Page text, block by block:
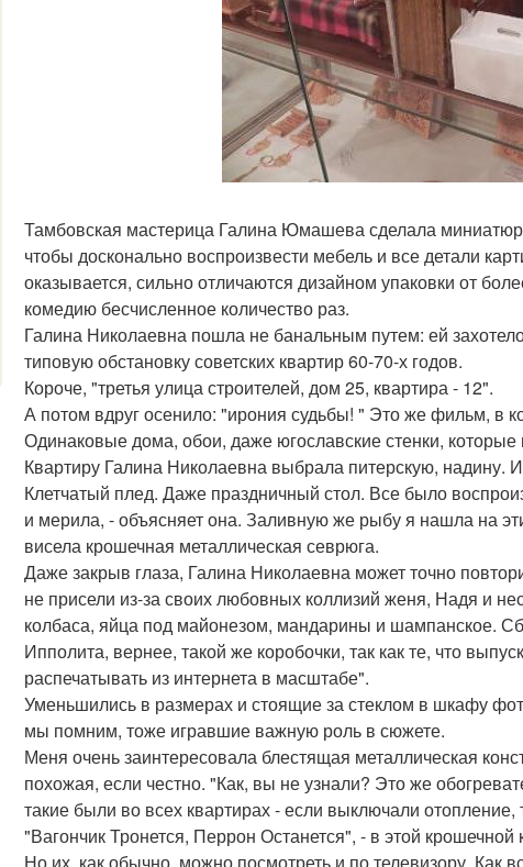
Тамбовская мастерица Галина Юмашева сделала
чтобы досконально воспроизвести мебель и все детали
оказывается, сильно отличаются дизайном упаковки от
комедию бесчисленное количество раз.
Галина Николаевна пошла не банальным путем: ей
типовую обстановку советских квартир 60-70-х годов.
Короче, "третья улица строителей, дом 25, квартира - 12".
А потом вдруг осенило: "ирония судьбы! " Это же фильм, в
Одинаковые дома, обои, даже югославские стенки, которые
Квартиру Галина Николаевна выбрала питерскую, надину.
Клетчатый плед. Даже праздничный стол. Все было
и мерила, - объясняет она. Заливную же рыбу я нашла на
висела крошечная металлическая севрюга.
Даже закрыв глаза, Галина Николаевна может точно
не присели из-за своих любовных коллизий женя, Надя и
колбаса, яйца под майонезом, мандарины и шампанское.
Ипполита, вернее, такой же коробочки, так как те, что
распечатывать из интернета в масштабе".
Уменьшились в размерах и стоящие за стеклом в шкафу
мы помним, тоже игравшие важную роль в сюжете.
Меня очень заинтересовала блестящая металлическая
похожая, если честно. "Как, вы не узнали? Это же
такие были во всех квартирах - если выключали отопление,
"Вагончик Тронется, Перрон Останется", - в этой